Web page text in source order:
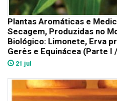
Plantas Aromáticas e
Secagem, Produzidas no
Biológico: Limonete, Erva
Gerês e Equinácea (Parte I
21 jul